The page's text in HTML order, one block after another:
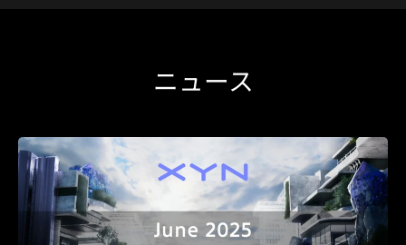
ニュース